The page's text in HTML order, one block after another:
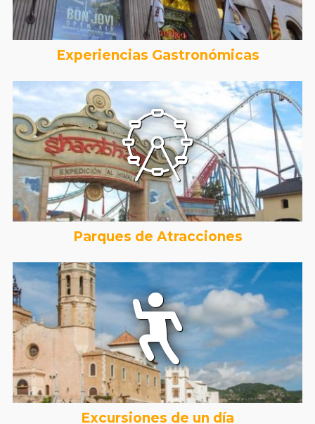
Experiencias Gastronómicas
Parques de Atracciones
Excursiones de un día